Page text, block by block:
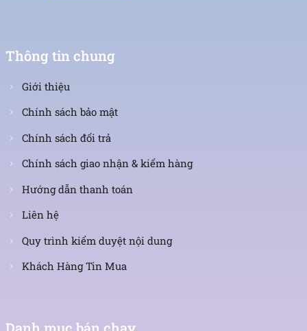
Thông tin chung
Giới thiệu
Chính sách bảo mật
Chính sách đổi trả
Chính sách giao nhận & kiểm hàng
Hướng dẫn thanh toán
Liên hệ
Quy trình kiểm duyệt nội dung
Khách Hàng Tin Mua